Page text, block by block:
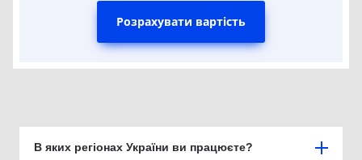
Розрахувати вартість
В яких регіонах України ви працюєте?